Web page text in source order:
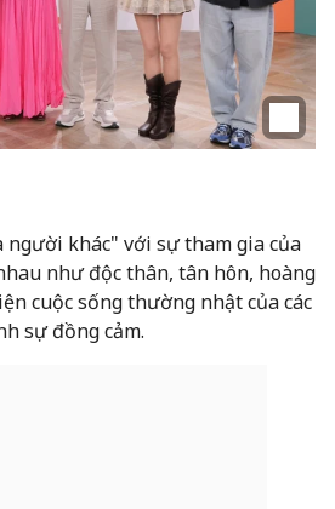
người khác" với sự tham gia của
như độc thân, tân hôn, hoàng
cuộc sống thường nhật của các
sự đồng cảm.